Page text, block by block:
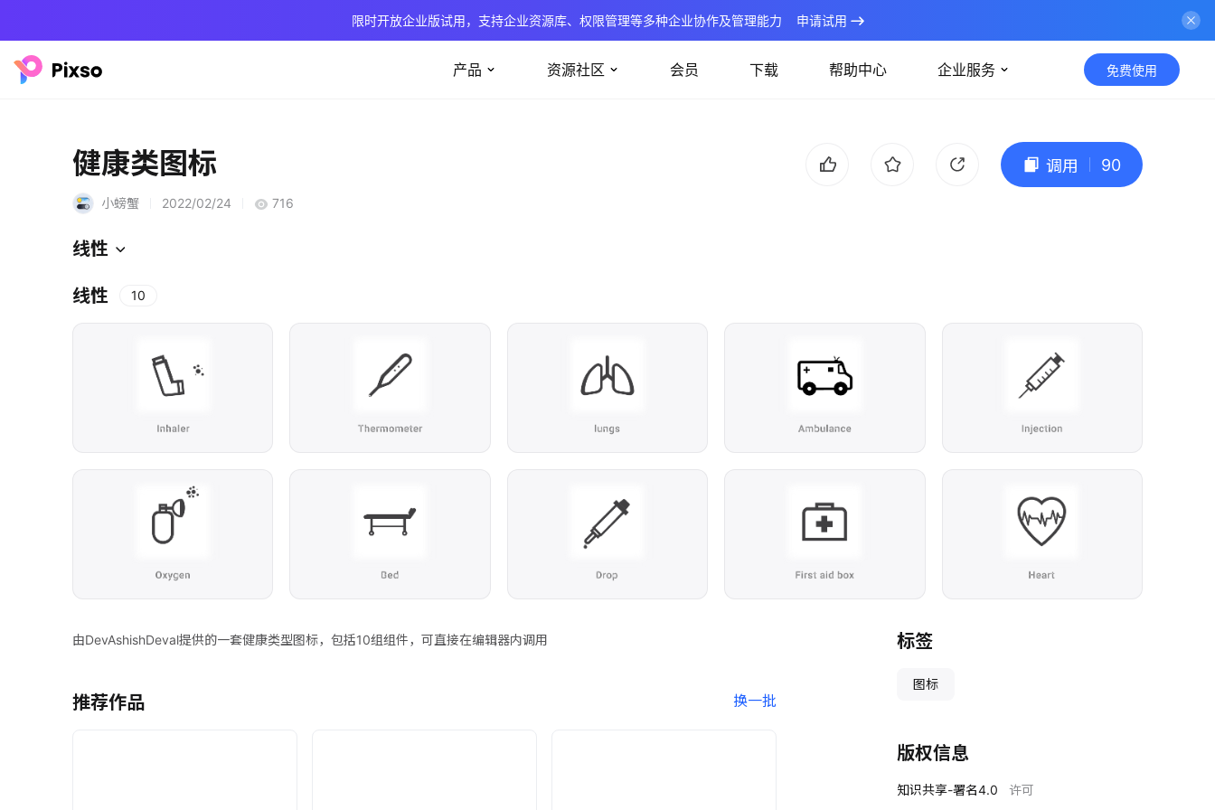
限时开放企业版试用，支持企业资源库、权限管理等多种企业协作及管理能力 申请试用
产品 资源社区 会员 下载 帮助中心 企业服务 免费使用
健康类图标
小螃蟹 2022/02/24 716
调用 90
线性
线性 10
由DevAshishDeval提供的一套健康类型图标，包括10组组件，可直接在编辑器内调用
推荐作品 换一批
标签
图标
版权信息
知识共享-署名4.0 许可